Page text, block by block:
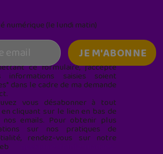
numérique (le lundi matin)
ce formulaire, j’accepte
saisies soient
dans le cadre de ma demande
vous désabonner à tout
cliquant sur le lien en bas de
nos emails. Pour obtenir plus
sur nos pratiques de
rendez-vous sur notre